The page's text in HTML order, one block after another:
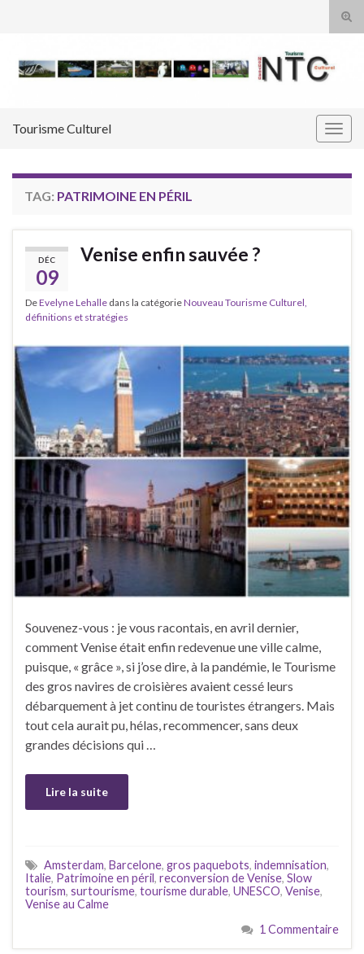
Tourisme Culturel
TAG: PATRIMOINE EN PÉRIL
DÉC
09
Venise enfin sauvée ?
DeEvelyne Lehalle dans la catégorieNouveau Tourisme Culturel,
définitions et stratégies
Souvenez-vous : je vous racontais, en avril dernier,
comment Venise était enfin redevenue une ville calme,
puisque, « grâce », si j’ose dire, à la pandémie, le Tourisme
des gros navires de croisières avaient cessé leurs
débarquement à jet continu de touristes étrangers. Mais
tout cela aurait pu, hélas, recommencer, sans deux
grandes décisions qui …
Lire la suite
Amsterdam, Barcelone, gros paquebots, indemnisation,
Italie, Patrimoine en péril, reconversion de Venise, Slow
tourism, surtourisme, tourisme durable, UNESCO, Venise,
Venise au Calme
1 Commentaire